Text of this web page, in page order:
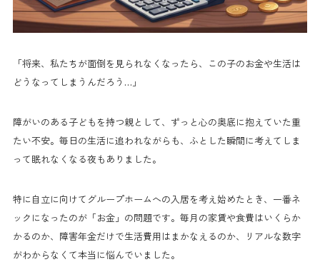
「将来、私たちが面倒を見られなくなったら、この子のお金や生活は
どうなってしまうんだろう…」
障がいのある子どもを持つ親として、ずっと心の奥底に抱えていた重
たい不安。毎日の生活に追われながらも、ふとした瞬間に考えてしま
って眠れなくなる夜もありました。
特に自立に向けてグループホームへの入居を考え始めたとき、一番ネ
ックになったのが「お金」の問題です。毎月の家賃や食費はいくらか
かるのか、障害年金だけで生活費用はまかなえるのか、リアルな数字
がわからなくて本当に悩んでいました。